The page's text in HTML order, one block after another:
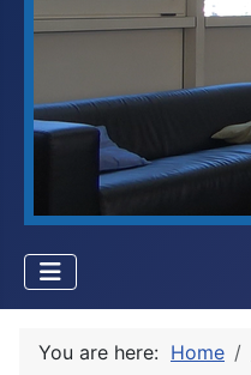
You are here: Home